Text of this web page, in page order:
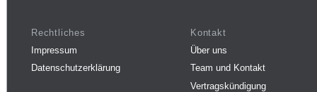
Rechtliches
Impressum
Datenschutzerklärung
Kontakt
Über uns
Team und Kontakt
Vertragskündigung